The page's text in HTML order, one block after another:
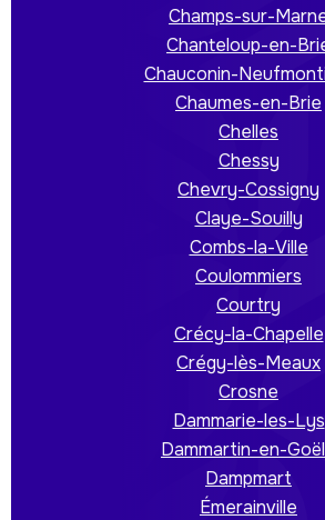
Champs-sur-
Chanteloup-en-
Chauconin-
Chaumes-en-Brie
Chelles
Chessy
Chevry-Cossigny
Claye-Souilly
Combs-la-Ville
Coulommiers
Courtry
Crécy-la-Chapelle
Crégy-lès-Meaux
Crosne
Dammarie-les-Lys
Dammartin-en-
Dampmart
Émerainville